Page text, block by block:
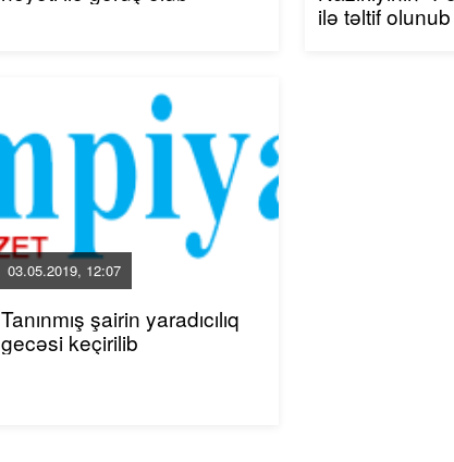
ilə təltif olunub
03.05.2019, 12:07
Tanınmış şairin yaradıcılıq
gecəsi keçirilib